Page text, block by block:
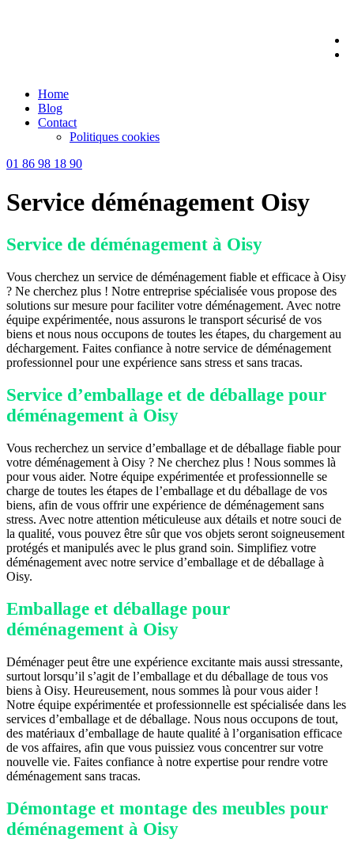
Home
Blog
Contact
Politiques cookies
01 86 98 18 90
Service déménagement Oisy
Service de déménagement à Oisy
Vous cherchez un service de déménagement fiable et efficace à Oisy
? Ne cherchez plus ! Notre entreprise spécialisée vous propose des
solutions sur mesure pour faciliter votre déménagement. Avec notre
équipe expérimentée, nous assurons le transport sécurisé de vos
biens et nous nous occupons de toutes les étapes, du chargement au
déchargement. Faites confiance à notre service de déménagement
professionnel pour une expérience sans stress et sans tracas.
Service d’emballage et de déballage pour
déménagement à Oisy
Vous recherchez un service d’emballage et de déballage fiable pour
votre déménagement à Oisy ? Ne cherchez plus ! Nous sommes là
pour vous aider. Notre équipe expérimentée et professionnelle se
charge de toutes les étapes de l’emballage et du déballage de vos
biens, afin de vous offrir une expérience de déménagement sans
stress. Avec notre attention méticuleuse aux détails et notre souci de
la qualité, vous pouvez être sûr que vos objets seront soigneusement
protégés et manipulés avec le plus grand soin. Simplifiez votre
déménagement avec notre service d’emballage et de déballage à
Oisy.
Emballage et déballage pour
déménagement à Oisy
Déménager peut être une expérience excitante mais aussi stressante,
surtout lorsqu’il s’agit de l’emballage et du déballage de tous vos
biens à Oisy. Heureusement, nous sommes là pour vous aider !
Notre équipe expérimentée et professionnelle est spécialisée dans les
services d’emballage et de déballage. Nous nous occupons de tout,
des matériaux d’emballage de haute qualité à l’organisation efficace
de vos affaires, afin que vous puissiez vous concentrer sur votre
nouvelle vie. Faites confiance à notre expertise pour rendre votre
déménagement sans tracas.
Démontage et montage des meubles pour
déménagement à Oisy